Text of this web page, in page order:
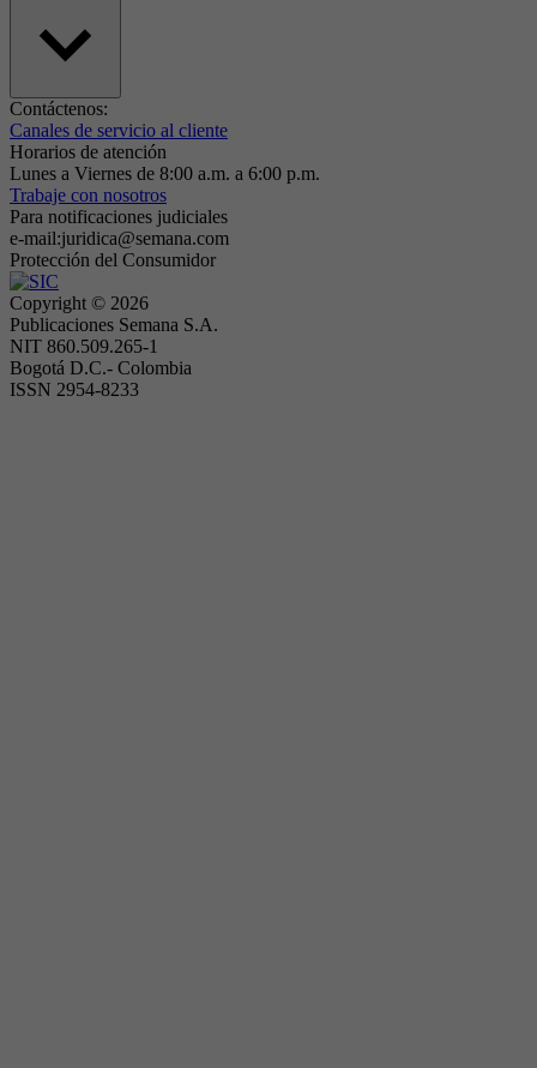
Contáctenos:
Canales de servicio al cliente
Horarios de atención
Lunes a Viernes de 8:00 a.m. a 6:00 p.m.
Trabaje con nosotros
Para notificaciones judiciales
e-mail:juridica@semana.com
Protección del Consumidor
Copyright © 2026
Publicaciones Semana S.A.
NIT 860.509.265-1
Bogotá D.C.- Colombia
ISSN 2954-8233